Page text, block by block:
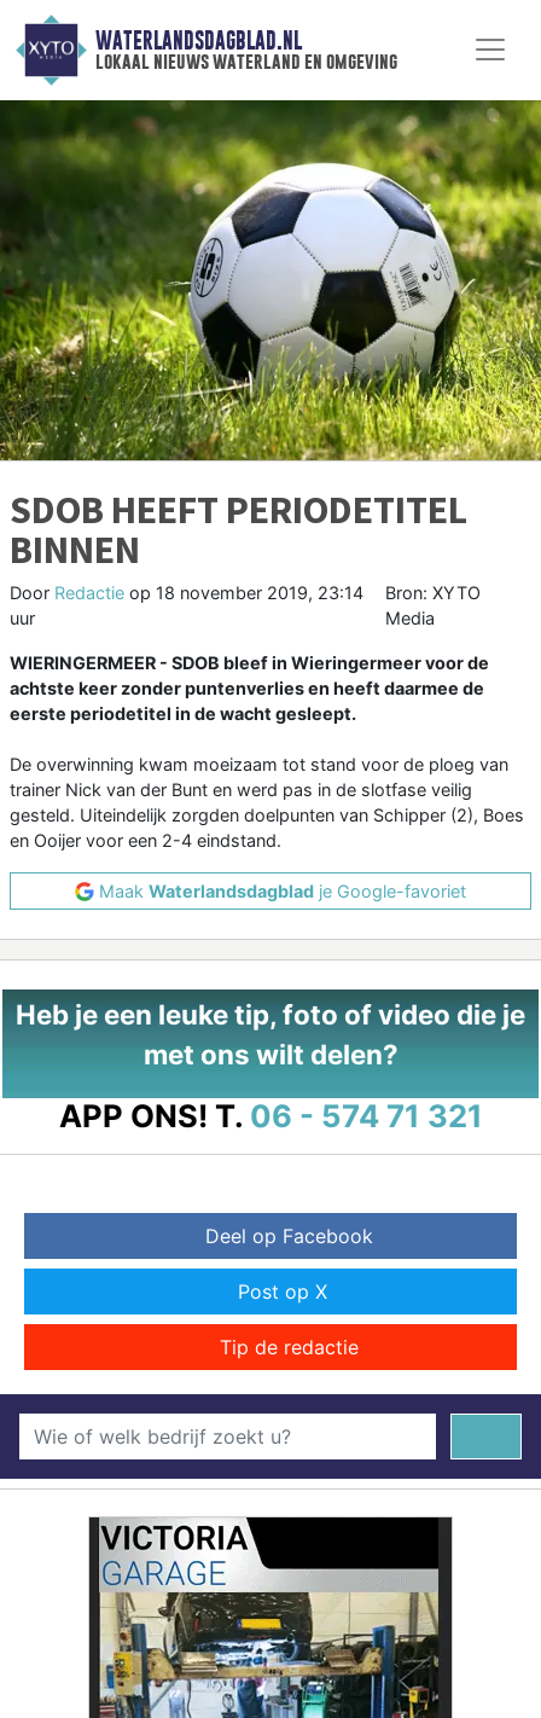
WATERLANDSDAGBLAD.NL
lokaal nieuws waterland en omgeving
SDOB HEEFT PERIODETITEL
BINNEN
Door Redactie op 18 november 2019, 23:14
uur
Bron: XYTO
Media
WIERINGERMEER - SDOB bleef in Wieringermeer voor de
achtste keer zonder puntenverlies en heeft daarmee de
eerste periodetitel in de wacht gesleept.
De overwinning kwam moeizaam tot stand voor de ploeg van
trainer Nick van der Bunt en werd pas in de slotfase veilig
gesteld. Uiteindelijk zorgden doelpunten van Schipper (2), Boes
en Ooijer voor een 2-4 eindstand.
Maak Waterlandsdagblad je Google-favoriet
Heb je een leuke tip, foto of video die je
met ons wilt delen?
APP ONS! T. 06 - 574 71 321
Deel op Facebook
Post op X
Tip de redactie